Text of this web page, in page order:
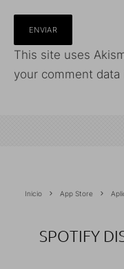
This site uses
your comment data
Inicio App Store
SPOTIFY